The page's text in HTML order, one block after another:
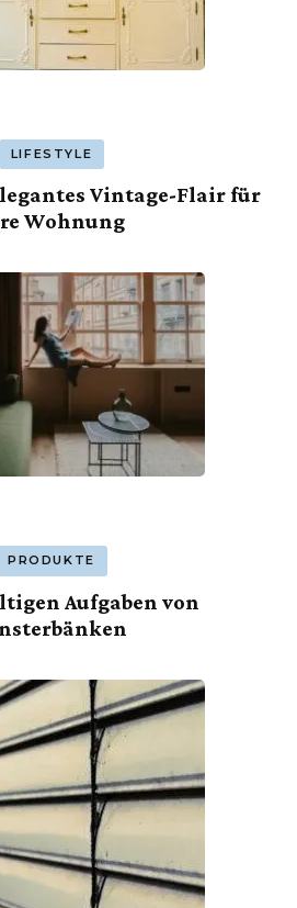
LIFESTYLE
Vintage-Flair für
Wohnung
PRODUKTE
Aufgaben von